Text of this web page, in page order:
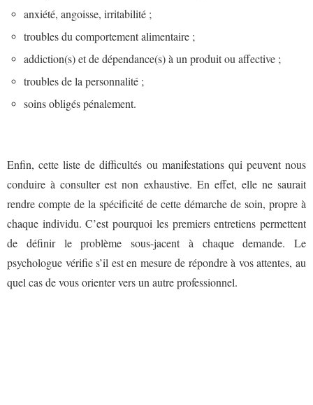
anxiété, angoisse, irritabilité ;
troubles du comportement alimentaire ;
addiction(s) et de dépendance(s) à un produit ou affective ;
troubles de la personnalité ;
soins obligés pénalement.
Enfin, cette liste de difficultés ou manifestations qui peuvent nous
conduire à consulter est non exhaustive. En effet, elle ne saurait
rendre compte de la spécificité de cette démarche de soin, propre à
chaque individu. C’est pourquoi les premiers entretiens permettent
de définir le problème sous-jacent à chaque demande. Le
psychologue vérifie s’il est en mesure de répondre à vos attentes, au
quel cas de vous orienter vers un autre professionnel.